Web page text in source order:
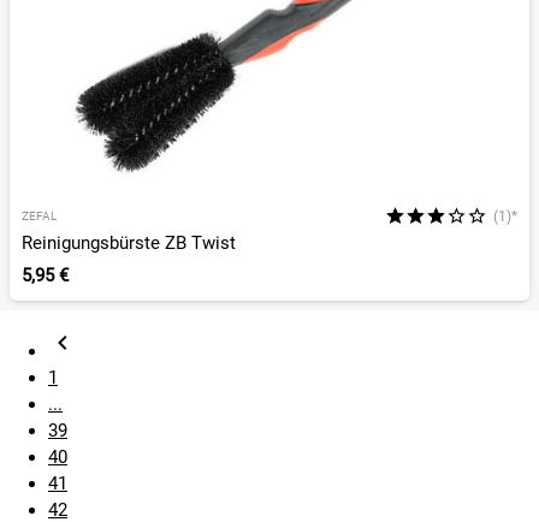
ZEFAL (1)*
Reinigungsbürste ZB Twist
5,95 €
1
...
39
40
41
42